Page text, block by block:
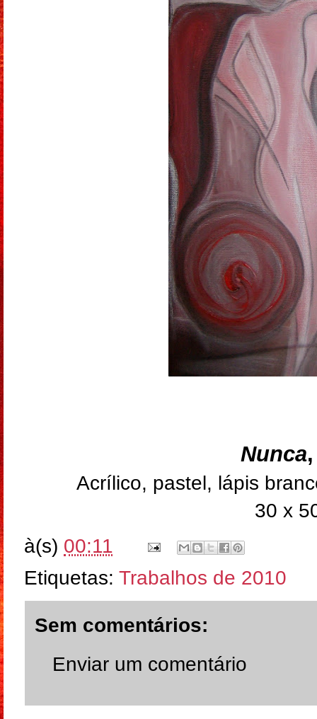
Nunca
Acrílico, pastel, lápis
30 x
à(s) 00:11
Etiquetas:Trabalhos de 2010
Sem comentários:
Enviar um comentário